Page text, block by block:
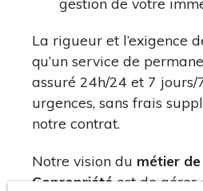
La rigueur et l’exigence
qu’un service de
assuré 24h/24 et 7 jours/
urgences, sans frais
notre contrat.
Notre vision du métier
Copropriétéest de gérer